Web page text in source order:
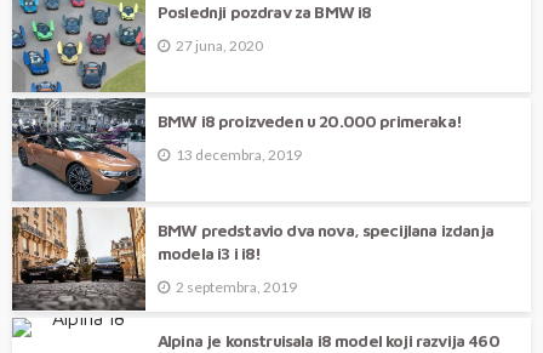
Poslednji pozdrav za BMW i8
27 juna, 2020
BMW i8 proizveden u 20.000 primeraka!
13 decembra, 2019
BMW predstavio dva nova, specijlana izdanja
modela i3 i i8!
2 septembra, 2019
Alpina je konstruisala i8 model koji razvija 460